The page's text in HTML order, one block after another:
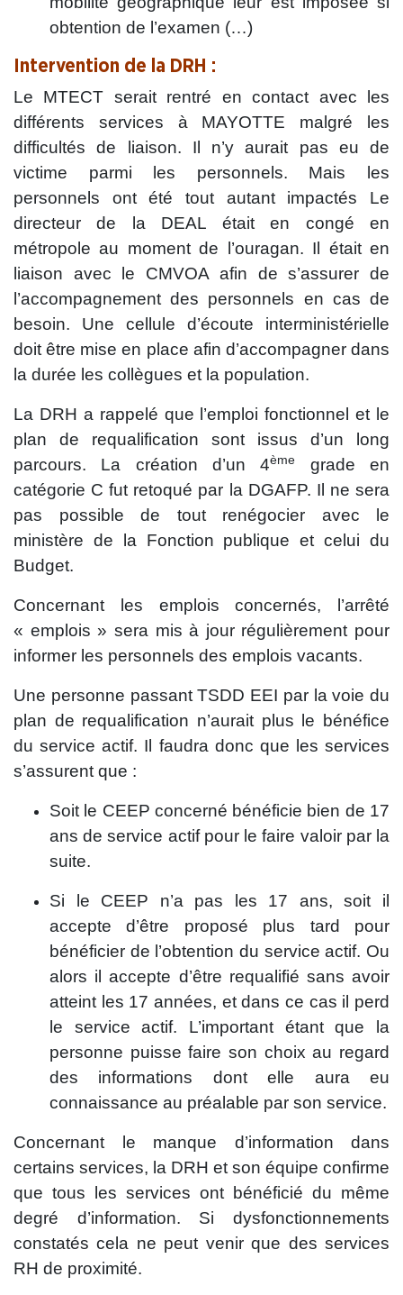
obtention de l’examen (…)
Intervention de la DRH :
Le MTECT serait rentré en contact avec les
différents services à MAYOTTE malgré les
difficultés de liaison. Il n’y aurait pas eu de
victime parmi les personnels. Mais les
personnels ont été tout autant impactés Le
directeur de la DEAL était en congé en
métropole au moment de l’ouragan. Il était en
liaison avec le CMVOA afin de s’assurer de
l’accompagnement des personnels en cas de
besoin. Une cellule d’écoute interministérielle
doit être mise en place afin d’accompagner dans
la durée les collègues et la population.
La DRH a rappelé que l’emploi fonctionnel et le
plan de requalification sont issus d’un long
parcours. La création d’un 4ème
grade en
catégorie C fut retoqué par la DGAFP. Il ne sera
pas possible de tout renégocier avec le
ministère de la Fonction publique et celui du
Budget.
Concernant les emplois concernés, l’arrêté
« emplois » sera mis à jour régulièrement pour
informer les personnels des emplois vacants.
Une personne passant TSDD EEI par la voie du
plan de requalification n’aurait plus le bénéfice
du service actif. Il faudra donc que les services
s’assurent que :
Soit le CEEP concerné bénéficie bien de 17
ans de service actif pour le faire valoir par la
suite.
Si le CEEP n’a pas les 17 ans, soit il
accepte d’être proposé plus tard pour
bénéficier de l’obtention du service actif. Ou
alors il accepte d’être requalifié sans avoir
atteint les 17 années, et dans ce cas il perd
le service actif. L’important étant que la
personne puisse faire son choix au regard
des informations dont elle aura eu
connaissance au préalable par son service.
Concernant le manque d’information dans
certains services, la DRH et son équipe confirme
que tous les services ont bénéficié du même
degré d’information. Si dysfonctionnements
constatés cela ne peut venir que des services
RH de proximité.